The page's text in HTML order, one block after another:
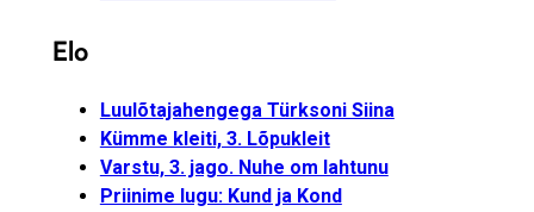
Elo
Luulõtajahengega Türksoni Siina
Kümme kleiti, 3. Lõpukleit
Varstu, 3. jago. Nuhe om lahtunu
Priinime lugu: Kund ja Kond